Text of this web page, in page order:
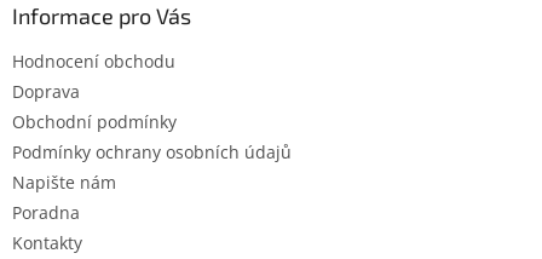
Informace pro Vás
Hodnocení obchodu
Doprava
Obchodní podmínky
Podmínky ochrany osobních údajů
Napište nám
Poradna
Kontakty